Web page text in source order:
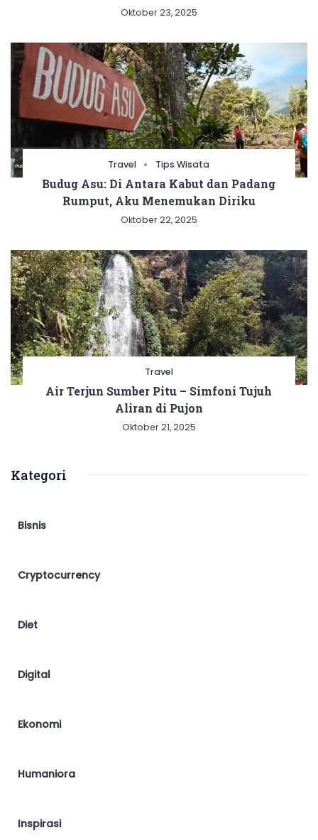
Oktober 23, 2025
Travel Tips Wisata
Budug Asu: Di Antara Kabut dan Padang
Rumput, Aku Menemukan Diriku
Oktober 22, 2025
Travel
Air Terjun Sumber Pitu – Simfoni Tujuh
Aliran di Pujon
Oktober 21, 2025
Kategori
Bisnis
Cryptocurrency
Diet
Digital
Ekonomi
Humaniora
Inspirasi